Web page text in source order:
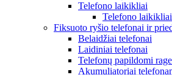
Telefono laikikliai
Telefono
Fiksuoto ryšio telefonai ir
Belaidžiai telefonai
Laidiniai telefonai
Telefonų papildomi
Akumuliatoriai